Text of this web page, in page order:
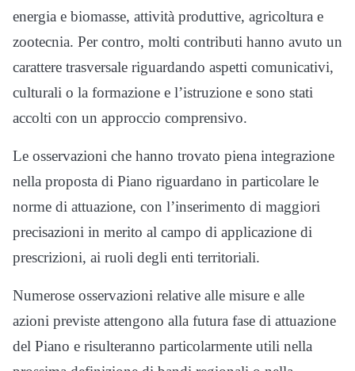
energia e biomasse, attività produttive, agricoltura e
zootecnia. Per contro, molti contributi hanno avuto un
carattere trasversale riguardando aspetti comunicativi,
culturali o la formazione e l’istruzione e sono stati
accolti con un approccio comprensivo.
Le osservazioni che hanno trovato piena integrazione
nella proposta di Piano riguardano in particolare le
norme di attuazione, con l’inserimento di maggiori
precisazioni in merito al campo di applicazione di
prescrizioni, ai ruoli degli enti territoriali.
Numerose osservazioni relative alle misure e alle
azioni previste attengono alla futura fase di attuazione
del Piano e risulteranno particolarmente utili nella